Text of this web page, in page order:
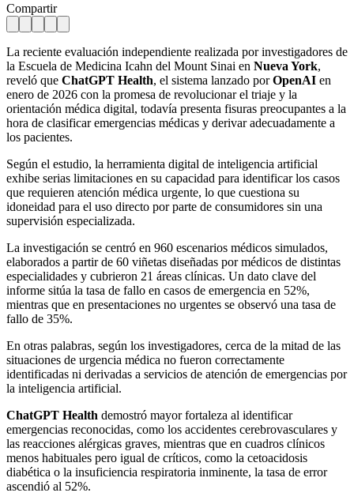
Compartir
La reciente evaluación independiente realizada por investigadores de
la Escuela de Medicina Icahn del Mount Sinai en Nueva York,
reveló que ChatGPT Health, el sistema lanzado porOpenAI en
enero de 2026 con la promesa de revolucionar el triaje y la
orientación médica digital, todavía presenta fisuras preocupantes a la
hora de clasificar emergencias médicas y derivar adecuadamente a
los pacientes.
Según el estudio, la herramienta digital de inteligencia artificial
exhibe serias limitaciones en su capacidad para identificar los casos
que requieren atención médica urgente, lo que cuestiona su
idoneidad para el uso directo por parte de consumidores sin una
supervisión especializada.
La investigación se centró en 960 escenarios médicos simulados,
elaborados a partir de 60 viñetas diseñadas por médicos de distintas
especialidades y cubrieron 21 áreas clínicas. Un dato clave del
informe sitúa la tasa de fallo en casos de emergencia en 52%,
mientras que en presentaciones no urgentes se observó una tasa de
fallo de 35%.
En otras palabras, según los investigadores, cerca de la mitad de las
situaciones de urgencia médica no fueron correctamente
identificadas ni derivadas a servicios de atención de emergencias por
la inteligencia artificial.
ChatGPT Health demostró mayor fortaleza al identificar
emergencias reconocidas, como los accidentes cerebrovasculares y
las reacciones alérgicas graves, mientras que en cuadros clínicos
menos habituales pero igual de críticos, como la cetoacidosis
diabética o la insuficiencia respiratoria inminente, la tasa de error
ascendió al 52%.